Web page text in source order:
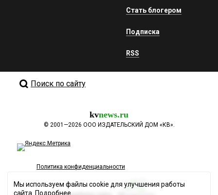
Стать блогером
Подписка
RSS
Поиск по сайту
kvnews.ru
© 2001—2026 ООО ИЗДАТЕЛЬСКИЙ ДОМ «КВ».
Политика конфиденциальности
Мы используем файлы cookie для улучшения работы
сайта. Подробнее